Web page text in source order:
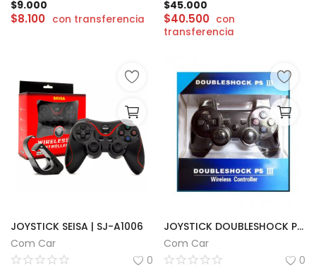
$9.000
$8.100 con transferencia
$45.000
$40.500 con
transferencia
JOYSTICK SEISA | SJ-A1006
Com Car
0
JOYSTICK DOUBLESHOCK PS3
Com Car
0